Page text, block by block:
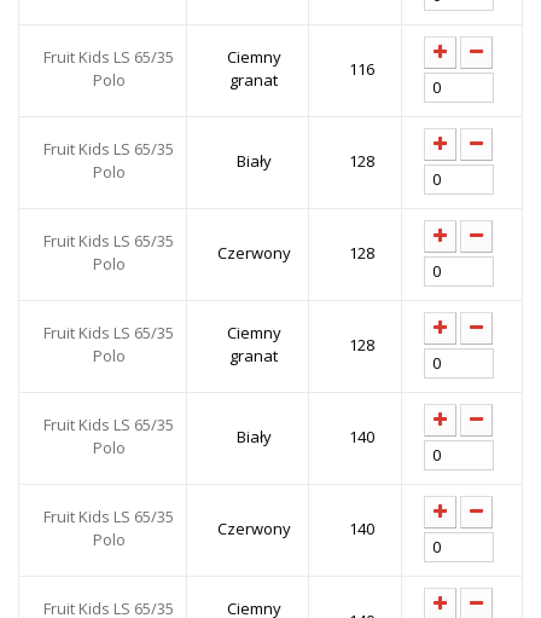
Fruit Kids LS 65/35
Polo
Ciemny
granat
116
Fruit Kids LS 65/35
Polo
Biały 128
Fruit Kids LS 65/35
Polo
Czerwony 128
Fruit Kids LS 65/35
Polo
Ciemny
granat
128
Fruit Kids LS 65/35
Polo
Biały 140
Fruit Kids LS 65/35
Polo
Czerwony 140
Fruit Kids LS 65/35
Ciemny